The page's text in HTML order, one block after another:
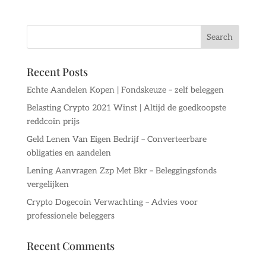
Recent Posts
Echte Aandelen Kopen | Fondskeuze – zelf beleggen
Belasting Crypto 2021 Winst | Altijd de goedkoopste
reddcoin prijs
Geld Lenen Van Eigen Bedrijf – Converteerbare
obligaties en aandelen
Lening Aanvragen Zzp Met Bkr – Beleggingsfonds
vergelijken
Crypto Dogecoin Verwachting – Advies voor
professionele beleggers
Recent Comments